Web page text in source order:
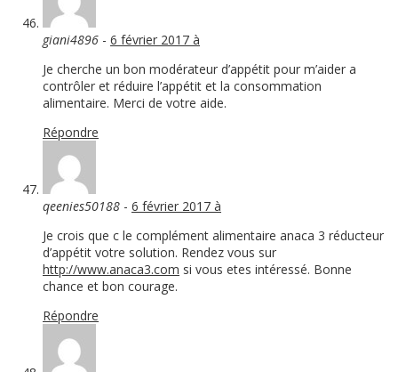
giani4896 - 6 février 2017 à
Je cherche un bon modérateur d’appétit pour m’aider a
contrôler et réduire l’appétit et la consommation
alimentaire. Merci de votre aide.
Répondre
qeenies50188 - 6 février 2017 à
Je crois que c le complément alimentaire anaca 3 réducteur
d’appétit votre solution. Rendez vous sur
http://www.anaca3.com si vous etes intéressé. Bonne
chance et bon courage.
Répondre